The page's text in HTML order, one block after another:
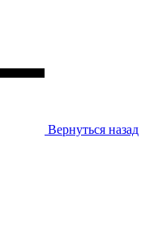
Вернуться назад